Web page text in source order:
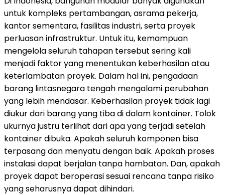
untuk kompleks pertambangan, asrama pekerja,
kantor sementara, fasilitas industri, serta proyek
perluasan infrastruktur. Untuk itu, kemampuan
mengelola seluruh tahapan tersebut sering kali
menjadi faktor yang menentukan keberhasilan atau
keterlambatan proyek. Dalam hal ini, pengadaan
barang lintasnegara tengah mengalami perubahan
yang lebih mendasar. Keberhasilan proyek tidak lagi
diukur dari barang yang tiba di dalam kontainer. Tolok
ukurnya justru terlihat dari apa yang terjadi setelah
kontainer dibuka. Apakah seluruh komponen bisa
terpasang dan menyatu dengan baik. Apakah proses
instalasi dapat berjalan tanpa hambatan. Dan, apakah
proyek dapat beroperasi sesuai rencana tanpa risiko
yang seharusnya dapat dihindari.